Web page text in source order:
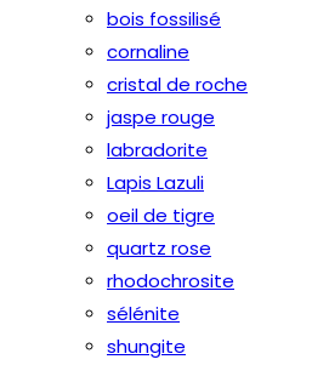
bois fossilisé
cornaline
cristal de roche
jaspe rouge
labradorite
Lapis Lazuli
oeil de tigre
quartz rose
rhodochrosite
sélénite
shungite